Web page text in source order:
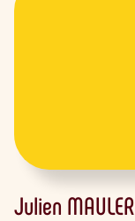
Julien MAULER